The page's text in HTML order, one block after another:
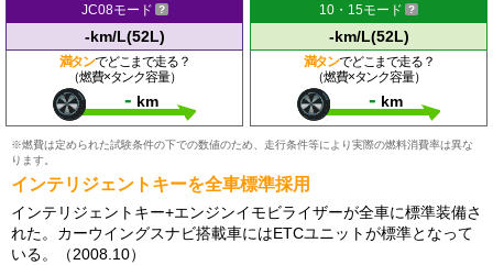
JC08モード
-km/L(52L)
満タンでどこまで走る？
（燃費×タンク容量）
- km
10・15モード
-km/L(52L)
満タンでどこまで走る？
（燃費×タンク容量）
- km
※燃費は定められた試験条件の下での数値のため、走行条件等により実際の燃料消費率は異な
ります。
インテリジェントキーを全車標準採用
インテリジェントキー+エンジンイモビライザーが全車に標準装備さ
れた。カーウイングスナビ搭載車にはETCユニットが標準となって
いる。（2008.10）